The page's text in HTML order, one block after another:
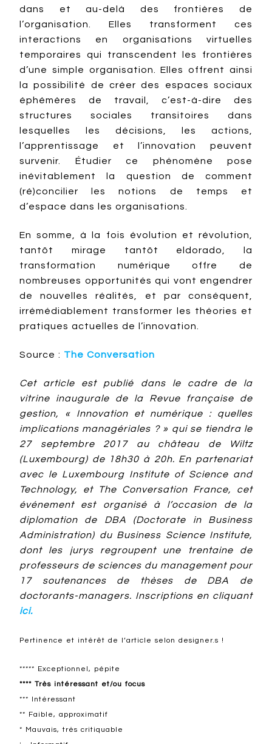
dans et au-delà des frontières de
l’organisation. Elles transforment ces
interactions en organisations virtuelles
temporaires qui transcendent les frontières
d’une simple organisation. Elles offrent ainsi
la possibilité de créer des espaces sociaux
éphémères de travail, c’est-à-dire des
structures sociales transitoires dans
lesquelles les décisions, les actions,
l’apprentissage et l’innovation peuvent
survenir. Étudier ce phénomène pose
inévitablement la question de comment
(ré)concilier les notions de temps et
d’espace dans les organisations.
En somme, à la fois évolution et révolution,
tantôt mirage tantôt eldorado, la
transformation numérique offre de
nombreuses opportunités qui vont engendrer
de nouvelles réalités, et par conséquent,
irrémédiablement transformer les théories et
pratiques actuelles de l’innovation.
Source : The Conversation
Cet article est publié dans le cadre de la
vitrine inaugurale de la Revue française de
gestion, « Innovation et numérique : quelles
implications managériales ? » qui se tiendra le
27 septembre 2017 au château de Wiltz
(Luxembourg) de 18h30 à 20h. En partenariat
avec le Luxembourg Institute of Science and
Technology, et The Conversation France, cet
événement est organisé à l’occasion de la
diplomation de DBA (Doctorate in Business
Administration) du Business Science Institute,
dont les jurys regroupent une trentaine de
professeurs de sciences du management pour
17 soutenances de thèses de DBA de
doctorants-managers. Inscriptions en cliquant
ici.
Pertinence et intérêt de l’article selon designer.s !
***** Exceptionnel, pépite
**** Très intéressant et/ou focus
*** Intéressant
** Faible, approximatif
* Mauvais, très critiquable